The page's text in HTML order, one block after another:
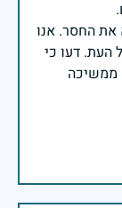
את החסר. אנו
העת. דעו כי
ממשיכה